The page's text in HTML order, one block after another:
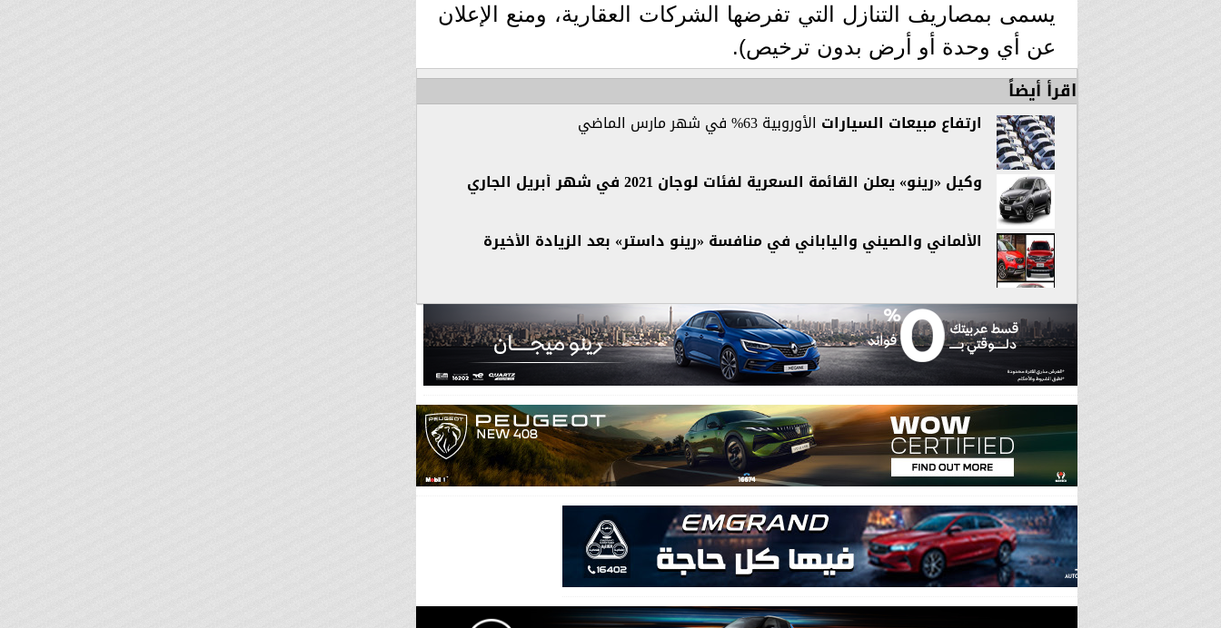
يسمى بمصاريف التنازل التي تفرضها الشركات العقارية، ومنع الإعلان
عن أي وحدة أو أرض بدون ترخيص).
اقرأ أيضاً
ارتفاع مبيعات السيارات الأوروبية 63% في شهر مارس الماضي
وكيل «رينو» يعلن القائمة السعرية لفئات لوجان 2021 في شهر أبريل الجاري
الألماني والصيني والياباني في منافسة «رينو داستر» بعد الزيادة الأخيرة